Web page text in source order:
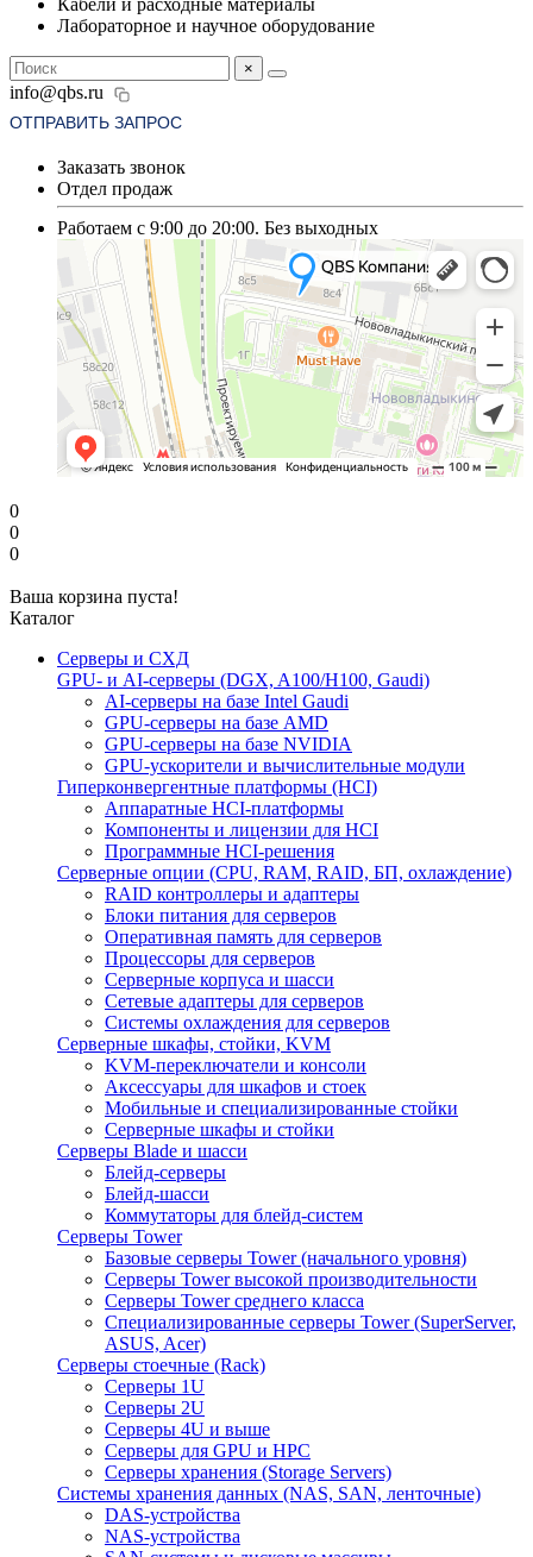
Кабели и расходные материалы
Лабораторное и научное оборудование
×
info@qbs.ru
ОТПРАВИТЬ ЗАПРОС
Заказать звонок
Отдел продаж
Работаем с 9:00 до 20:00. Без выходных
0
0
0
Ваша корзина пуста!
Каталог
Серверы и СХД
GPU- и AI-серверы (DGX, A100/H100, Gaudi)
AI-серверы на базе Intel Gaudi
GPU-серверы на базе AMD
GPU-серверы на базе NVIDIA
GPU-ускорители и вычислительные модули
Гиперконвергентные платформы (HCI)
Аппаратные HCI-платформы
Компоненты и лицензии для HCI
Программные HCI-решения
Серверные опции (CPU, RAM, RAID, БП, охлаждение)
RAID контроллеры и адаптеры
Блоки питания для серверов
Оперативная память для серверов
Процессоры для серверов
Серверные корпуса и шасси
Сетевые адаптеры для серверов
Системы охлаждения для серверов
Серверные шкафы, стойки, KVM
KVM-переключатели и консоли
Аксессуары для шкафов и стоек
Мобильные и специализированные стойки
Серверные шкафы и стойки
Серверы Blade и шасси
Блейд-серверы
Блейд-шасси
Коммутаторы для блейд-систем
Серверы Tower
Базовые серверы Tower (начального уровня)
Серверы Tower высокой производительности
Серверы Tower среднего класса
Специализированные серверы Tower (SuperServer,
ASUS, Acer)
Серверы стоечные (Rack)
Серверы 1U
Серверы 2U
Серверы 4U и выше
Серверы для GPU и HPC
Серверы хранения (Storage Servers)
Системы хранения данных (NAS, SAN, ленточные)
DAS-устройства
NAS-устройства